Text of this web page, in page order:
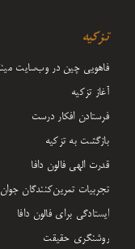
تزکیه
فاهویی چین در وب‌سایت
آغاز تزکیه
فرستادن افکار درست
بازگشت به تزکیه
قدرت الهی فالون دافا
تجربیات تمرین‌کنندگان جوان
ایستادگی برای فالون دافا
روشنگری حقیقت